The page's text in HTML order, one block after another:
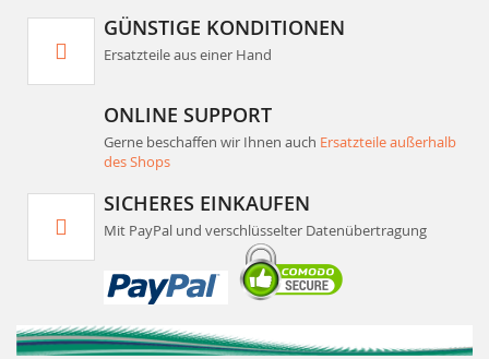
GÜNSTIGE KONDITIONEN
Ersatzteile aus einer Hand
ONLINE SUPPORT
Gerne beschaffen wir Ihnen auch Ersatzteile außerhalb
des Shops
SICHERES EINKAUFEN
Mit PayPal und verschlüsselter Datenübertragung